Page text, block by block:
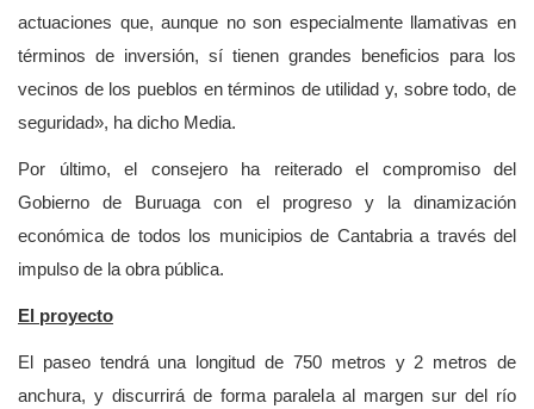
actuaciones que, aunque no son especialmente llamativas en
términos de inversión, sí tienen grandes beneficios para los
vecinos de los pueblos en términos de utilidad y, sobre todo, de
seguridad», ha dicho Media.
Por último, el consejero ha reiterado el compromiso del
Gobierno de Buruaga con el progreso y la dinamización
económica de todos los municipios de Cantabria a través del
impulso de la obra pública.
El proyecto
El paseo tendrá una longitud de 750 metros y 2 metros de
anchura, y discurrirá de forma paralela al margen sur del río